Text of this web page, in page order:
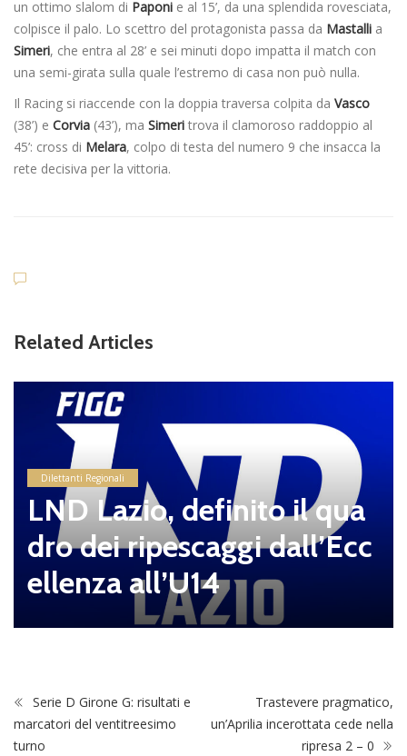
un ottimo slalom di Paponi e al 15’, da una splendida rovesciata,
colpisce il palo. Lo scettro del protagonista passa da Mastalli a
Simeri, che entra al 28’ e sei minuti dopo impatta il match con
una semi-girata sulla quale l’estremo di casa non può nulla.
Il Racing si riaccende con la doppia traversa colpita da Vasco
(38’) e Corvia (43’), ma Simeri trova il clamoroso raddoppio al
45’: cross di Melara, colpo di testa del numero 9 che insacca la
rete decisiva per la vittoria.
Related Articles
Dilettanti Regionali
LND Lazio, definito il qua
dro dei ripescaggi dall’Ecc
ellenza all’U14
Serie D Girone G: risultati e
marcatori del ventitreesimo
turno
Trastevere pragmatico,
un’Aprilia incerottata cede nella
ripresa 2 – 0